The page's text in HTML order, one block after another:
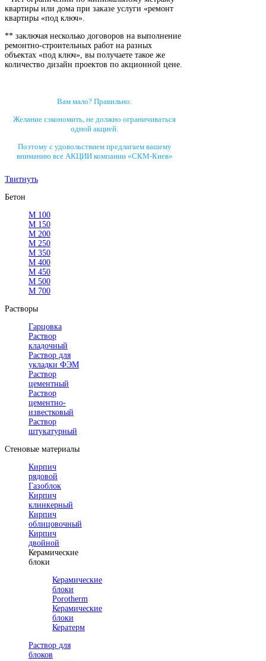
квартиры или дома при заказе услуги «ремонт
квартиры «под ключ».
** заключая несколько договоров на выполнение
ремонтно-строительных работ на разных
объектах «под ключ», вы получаете такое же
количество дизайн проектов по акционной цене.
Вам мало? Правильно.
Желание сэкономить, не должно ограничиваться
одной акцией.
Поэтому с удовольствием предлагаем вашему
вниманию все АКЦИИ компании «СКМ-Киев»
Твитнуть
Бетон
М 100
М 150
М 200
М 250
М 350
М 400
М 450
М 500
М 700
Растворы
Гарцовка
Раствор
кладочный
Раствор для
укладки ФЭМ
Раствор
цементный
Раствор
цементно-
известковый
Раствор
штукатурный
Стеновые материалы
Кирпич
рядовой
Газоблок
Кирпич
клинкерный
Кирпич
облицовочный
Кирпич
двойной
Керамические
блоки
Керамические
блоки
Porotherm
Керамические
блоки
Кератерм
Раствор для
блоков